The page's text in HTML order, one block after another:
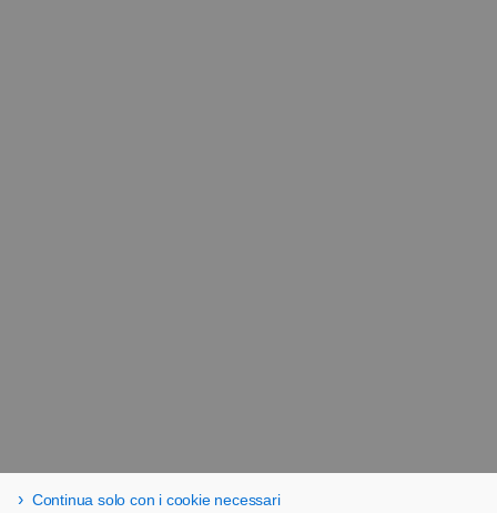
Continua solo con i cookie necessari